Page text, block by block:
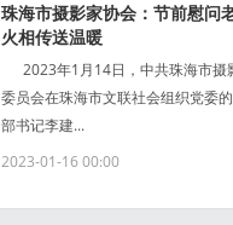
珠海市摄影家协会：节前慰问
火相传送温暖
2023年1月14日，中共珠海市摄
委员会在珠海市文联社会组织党委
部书记李建...
2023-01-16 00:00